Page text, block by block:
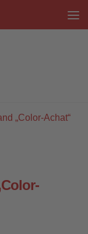
„Color-Achat“